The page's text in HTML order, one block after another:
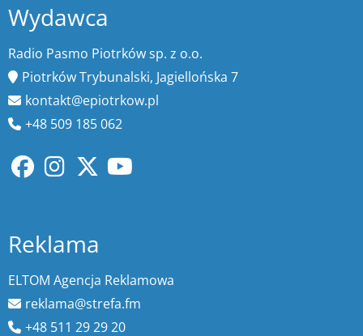
Wydawca
Radio Pasmo Piotrków sp. z o.o.
Piotrków Trybunalski, Jagiellońska 7
kontakt@epiotrkow.pl
+48 509 185 062
Reklama
ELTOM Agencja Reklamowa
reklama@strefa.fm
+48 511 29 29 20